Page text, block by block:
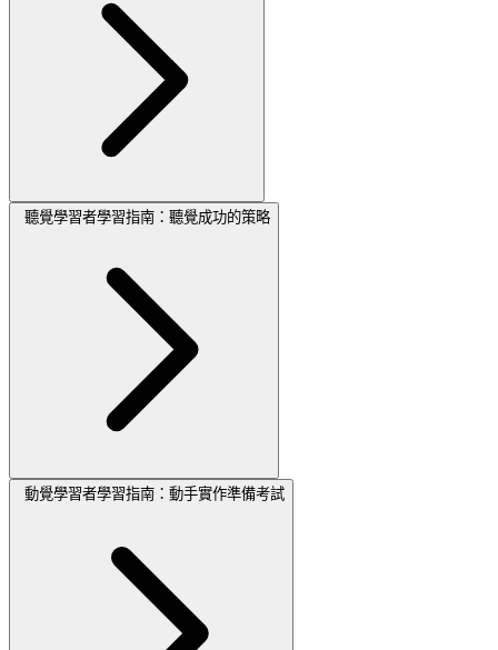
聽覺學習者學習指南：聽覺成功的策略
動覺學習者學習指南：動手實作準備考試